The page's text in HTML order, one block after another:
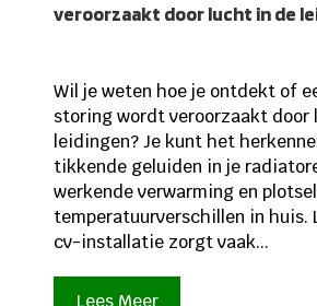
veroorzaakt door lucht in de
Wil je weten hoe je ontdekt of
storing wordt veroorzaakt door
leidingen? Je kunt het
tikkende geluiden in je
werkende verwarming en
temperatuurverschillen in huis.
cv-installatie zorgt vaak...
Lees Meer